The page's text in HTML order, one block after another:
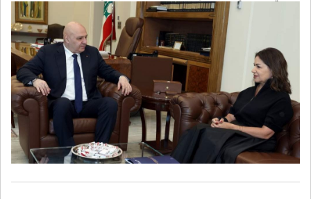
من الحرب الاسرائيلية والتقديرات الأولية للحاجات والأولويات التي يفترض
العمل على تحديدها في المرحلة الأولى وآليات التنفيذ والتموي